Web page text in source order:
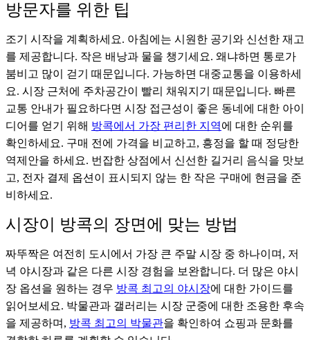
방문자를 위한 팁
조기 시작을 계획하세요. 아침에는 시원한 공기와 신선한 재고
를 제공합니다. 작은 배낭과 물을 챙기세요. 왜냐하면 통로가
붐비고 많이 걷기 때문입니다. 가능하면 대중교통을 이용하세
요. 시장 근처에 주차공간이 빨리 채워지기 때문입니다. 빠른
교통 안내가 필요하다면 시장 접근성이 좋은 동네에 대한 아이
디어를 얻기 위해 방콕에서 가장 편리한 지역에 대한 순위를
확인하세요. 구매 전에 가격을 비교하고, 흥정을 할 때 정당한
역제안을 하세요. 번잡한 상점에서 신선한 길거리 음식을 맛보
고, 전자 결제 옵션이 표시되지 않는 한 작은 구매에 현금을 준
비하세요.
시장이 방콕의 장면에 맞는 방법
짜뚜짝은 여전히 도시에서 가장 큰 주말 시장 중 하나이며, 저
녁 야시장과 같은 다른 시장 경험을 보완합니다. 더 많은 야시
장 옵션을 원하는 경우 방콕 최고의 야시장에 대한 가이드를
읽어보세요. 박물관과 갤러리는 시장 군중에 대한 조용한 후속
을 제공하며, 방콕 최고의 박물관을 확인하여 쇼핑과 문화를